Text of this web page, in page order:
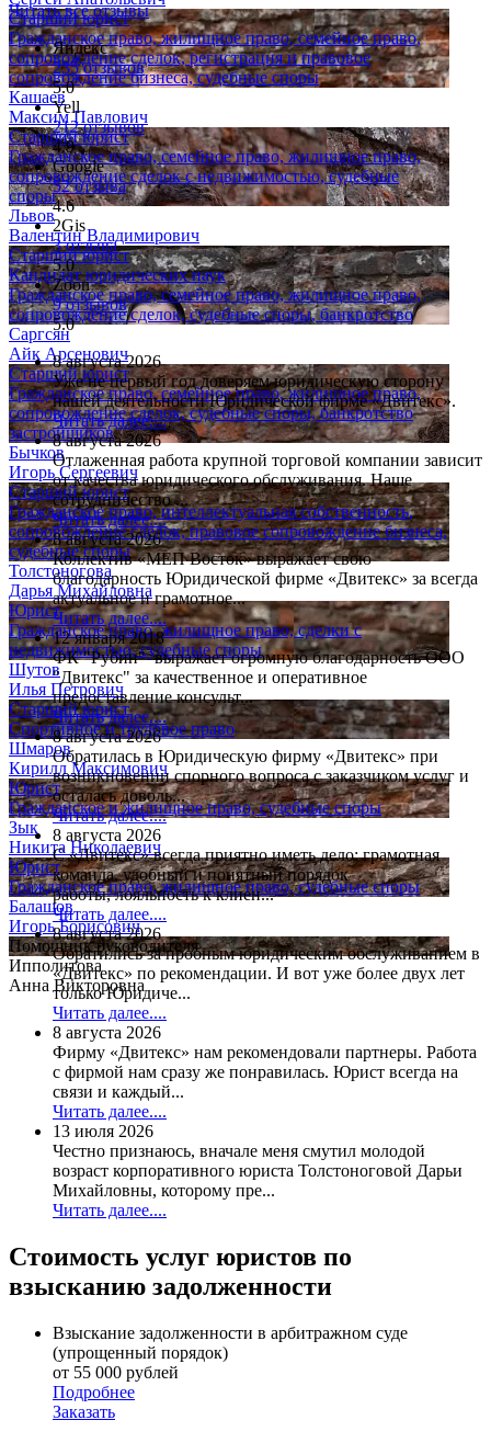
Старший юрист
Гражданское право, жилищное право, семейное право,
сопровождение сделок, регистрация и правовое
сопровождение бизнеса, судебные споры
Кашаев
Максим Павлович
Старший юрист
Гражданское право, семейное право, жилищное право,
сопровождение сделок с недвижимостью, судебные
споры
Львов
Валентин Владимирович
Старший юрист
Кандидат юридических наук
Гражданское право, семейное право, жилищное право,
сопровождение сделок, судебные споры, банкротство
Саргсян
Айк Арсенович
Старший юрист
Гражданское право, семейное право, жилищное право,
сопровождение сделок, судебные споры, банкротство
застройщиков
Бычков
Игорь Сергеевич
Старший юрист
Гражданское право, интеллектуальная собственность,
сопровождение сделок, правовое сопровождение бизнеса,
судебные споры
Толстоногова
Дарья Михайловна
Юрист
Гражданское право, жилищное право, сделки с
недвижимостью, судебные споры
Шутов
Илья Петрович
Старший юрист
Спортивное и трудовое право
Шмаров
Кирилл Максимович
Юрист
Гражданское и жилищное право, судебные споры
Зык
Никита Николаевич
Юрист
Гражданское право, жилищное право, судебные споры
Балашов
Игорь Борисович
Помощник руководителя
Ипполитова
Анна Викторовна
Читать все отзывы
Яндекс
235 отзывов
5.0
Yell
212 отзывов
4.9
Google
52 отзыва
4.6
2Gis
3 отзыва
5.0
Zoon
9 отзывов
5.0
8 августа 2026
Уже не первый год доверяем юридическую сторону
нашей деятельности Юридической фирме «Двитекс».
Читать далее....
8 августа 2026
Отлаженная работа крупной торговой компании зависит
от качества юридического обслуживания. Наше
сотрудничество ...
Читать далее....
8 августа 2026
Коллектив «МЕП Восток» выражает свою
благодарность Юридической фирме «Двитекс» за всегда
актуальное и грамотное...
Читать далее....
12 января 2018
ФК "Рубин" выражает огромную благодарность ООО
"Двитекс" за качественное и оперативное
предоставление консульт...
Читать далее....
8 августа 2026
Обратилась в Юридическую фирму «Двитекс» при
возникновении спорного вопроса с заказчиком услуг и
осталась доволь...
Читать далее....
8 августа 2026
С «Двитекс» всегда приятно иметь дело: грамотная
команда, удобный и понятный порядок
работы, лояльность к клиен...
Читать далее....
8 августа 2026
Обратились за пробным юридическим обслуживанием в
«Двитекс» по рекомендации. И вот уже более двух лет
только Юридиче...
Читать далее....
8 августа 2026
Фирму «Двитекс» нам рекомендовали партнеры. Работа
с фирмой нам сразу же понравилась. Юрист всегда на
связи и каждый...
Читать далее....
13 июля 2026
Честно признаюсь, вначале меня смутил молодой
возраст корпоративного юриста Толстоноговой Дарьи
Михайловны, которому пре...
Читать далее....
Стоимость услуг юристов по
взысканию задолженности
Взыскание задолженности в арбитражном суде
(упрощенный порядок)
от 55 000 рублей
Подробнее
Заказать